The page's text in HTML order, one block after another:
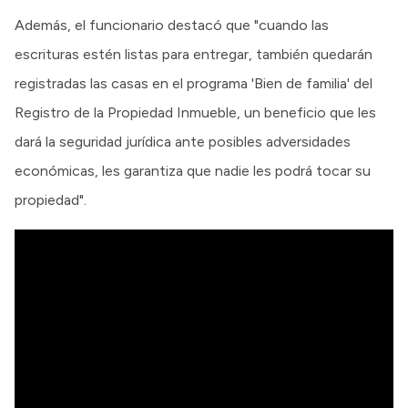
Además, el funcionario destacó que "cuando las
escrituras estén listas para entregar, también quedarán
registradas las casas en el programa 'Bien de familia' del
Registro de la Propiedad Inmueble, un beneficio que les
dará la seguridad jurídica ante posibles adversidades
económicas, les garantiza que nadie les podrá tocar su
propiedad".